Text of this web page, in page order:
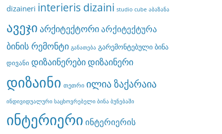
dizaineri interieris dizaini studio cube აბაზანა
ავეჯი არქიტექტორიარქიტექტურა
ბინის რემონტი განათება გარემონტებული ბინა
დივანი დიზაინერებიდიზაინერი
დიზაინი თეთრი ილია ზაქარაია
ინდივიდუალური საცხოვრებელი ბინა ბუნებაში
ინტერიერი ინტერიერის